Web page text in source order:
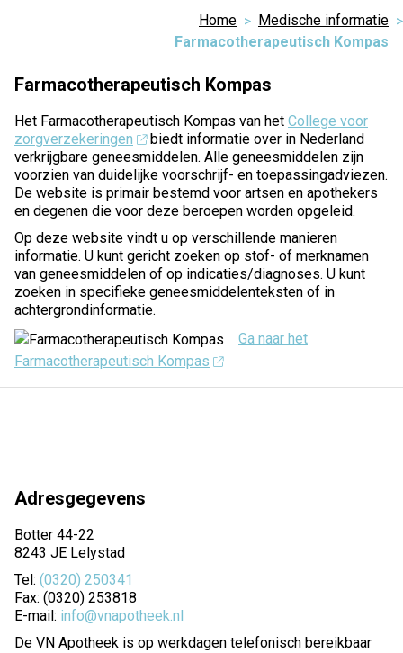
Home
Medische informatie
Farmacotherapeutisch Kompas
Farmacotherapeutisch Kompas
Het Farmacotherapeutisch Kompas van het College voor
zorgverzekeringen
biedt informatie over in Nederland
verkrijgbare geneesmiddelen. Alle geneesmiddelen zijn
voorzien van duidelijke voorschrijf- en toepassingadviezen.
De website is primair bestemd voor artsen en apothekers
en degenen die voor deze beroepen worden opgeleid.
Op deze website vindt u op verschillende manieren
informatie. U kunt gericht zoeken op stof- of merknamen
van geneesmiddelen of op indicaties/diagnoses. U kunt
zoeken in specifieke geneesmiddelenteksten of in
achtergrondinformatie.
Ga naar het
Farmacotherapeutisch Kompas
Adresgegevens
Botter 44-22
8243 JE Lelystad
Tel: (0320) 250341
Fax: (0320) 253818
E-mail: info@vnapotheek.nl
De VN Apotheek is op werkdagen telefonisch bereikbaar